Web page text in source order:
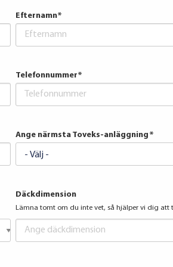
Efternamn*
Telefonnummer*
Ange närmsta Toveks-anläggning *
Däckdimension
Lämna tomt om du inte vet, så hjälper vi dig att